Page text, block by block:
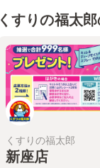
くすりの福太
くすりの福太郎
新座店